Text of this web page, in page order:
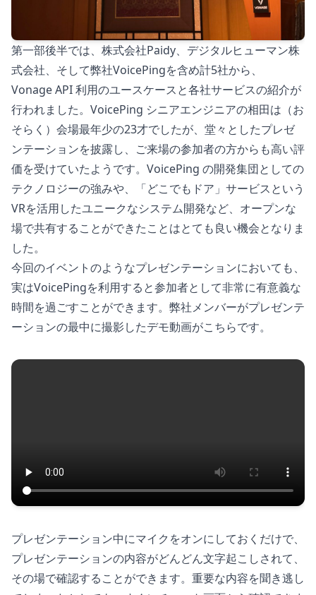
第一部後半では、株式会社Paidy、デジタルヒューマン株
式会社、そして弊社VoicePingを含め計5社から、
Vonage API 利用のユースケースと各社サービスの紹介が
行われました。VoicePing シニアエンジニアの相田は（お
そらく）会場最年少の23才でしたが、堂々としたプレゼ
ンテーションを披露し、ご来場の参加者の方からも高い評
価を受けていたようです。VoicePing の開発集団としての
テクノロジーの強みや、「どこでもドア」サービスという
VRを活用したユニークなシステム開発など、オープンな
場で共有することができたことはとても良い機会となりま
した。
今回のイベントのようなプレゼンテーションにおいても、
実はVoicePingを利用すると参加者として非常に有意義な
時間を過ごすことができます。弊社メンバーがプレゼンテ
ーションの最中に撮影したデモ動画がこちらです。
プレゼンテーション中にマイクをオンにしておくだけで、
プレゼンテーションの内容がどんどん文字起こしされて、
その場で確認することができます。重要な内容を聞き逃し